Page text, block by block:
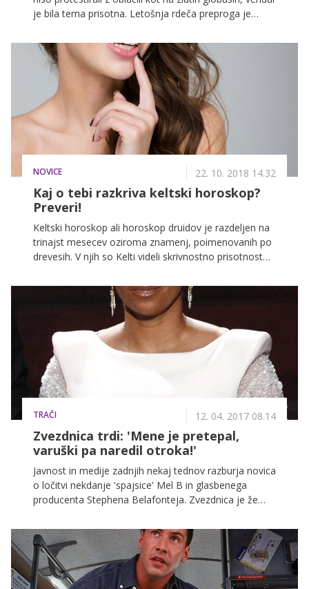
je bila tema prisotna. Letošnja rdeča preproga je
izbrali eno najlepše oblečeno zvezdnico.
NOVICE 22. 10. 2018 14.32
Kaj o tebi razkriva keltski horoskop?
Preveri!
Keltski horoskop ali horoskop druidov je razdeljen na
trinajst mesecev oziroma znamenj, poimenovanih po
drevesih. V njih so Kelti videli skrivnostno prisotnost
rojstva.
TRAČI 12. 04. 2017 08.14
Zvezdnica trdi: 'Mene je pretepal,
varuški pa naredil otroka!'
Javnost in medije zadnjih nekaj tednov razburja novica
o ločitvi nekdanje 'spajsice' Mel B in glasbenega
producenta Stephena Belafonteja. Zvezdnica je že
približevanja njej in njunim otrokom, saj naj bi jo
Belafonte psihično in fizično zlorabljal ter naredil
otroka njuni varuški.